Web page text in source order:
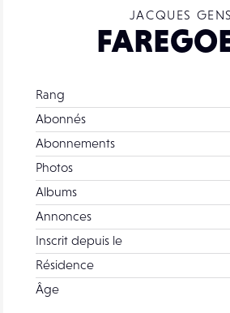
JACQUES GENS
Rang
Abonnés
Abonnements
Photos
Albums
Annonces
Inscrit depuis le
Résidence
Âge